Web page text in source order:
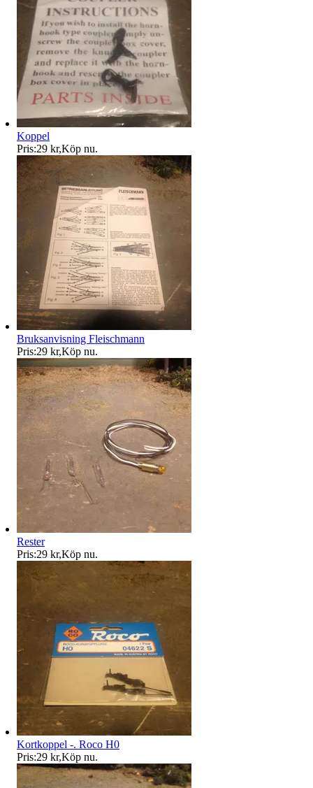
Koppel
Pris:29 kr,Köp nu.
Bruksanvisning Fleischmann
Pris:29 kr,Köp nu.
Rester
Pris:29 kr,Köp nu.
Kortkoppel -. Roco H0
Pris:29 kr,Köp nu.